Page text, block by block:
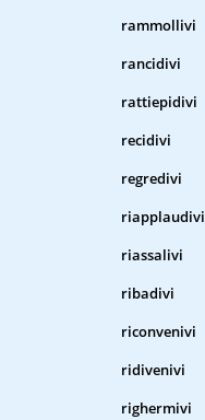
rammollivi
rancidivi
rattiepidivi
recidivi
regredivi
riapplaudivi
riassalivi
ribadivi
riconvenivi
ridivenivi
righermivi